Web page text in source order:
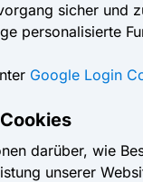
sicher und
personalisierte
Google Login
darüber, wie
unserer